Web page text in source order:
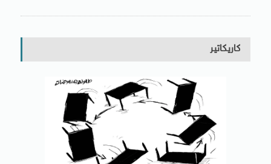
كاريكاتير